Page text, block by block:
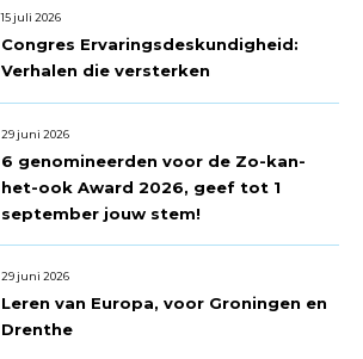
15 juli 2026
Congres Ervaringsdeskundigheid:
Verhalen die versterken
29 juni 2026
6 genomineerden voor de Zo-kan-
het-ook Award 2026, geef tot 1
september jouw stem!
29 juni 2026
Leren van Europa, voor Groningen en
Drenthe